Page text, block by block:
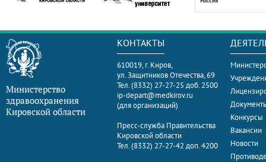
Министерство
здравоохранения
Кировской области
КОНТАКТЫ
610019, г. Киров,
ул. Защитников Отечества, 69
Тел. (8332) 27-27-25 доб. 2500
ip-depart@medkirov.ru
(для организаций)
Пресс-служба Правительства
Кировской области
Тел. (8332) 27-27-42 доп. 4200
Конкурсы
Вакансии
Новости